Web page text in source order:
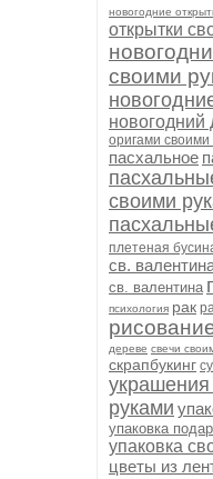
новогодние
открытки
своими
новогодний
оригами своими
пасхальное
своими
плетеная
св.
св. валентина
психология рак
дереве свечи
скрапбукинг
руками
упаковка
упаковка
цветы из